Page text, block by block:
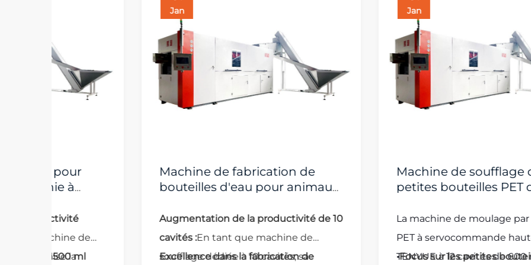
Machine de fabrication de
bouteilles d'eau pour animaux
servomoteur haute vitesse, 10
cavités
Augmentation de la productivité de 10
cavités :
En tant que machine de
soufflage dédiée à 10 cavités, sa
Excellence dans la fabrication de
Machine de soufflage de
petites bouteilles PET de 600
vitesse, 12 cavités
La machine de moulage par soufflage
PET à servocommande haute vitesse
TENYUE à 12 cavités de 600 ml est une
•Focus sur les petites bouteilles:Conçu